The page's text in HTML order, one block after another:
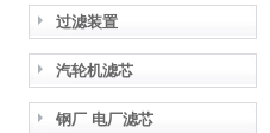
过滤装置
汽轮机滤芯
钢厂 电厂滤芯